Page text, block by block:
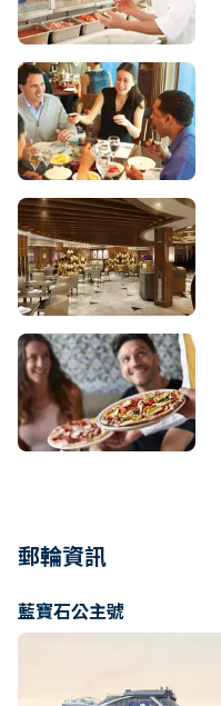
郵輪資訊
藍寶石公主號